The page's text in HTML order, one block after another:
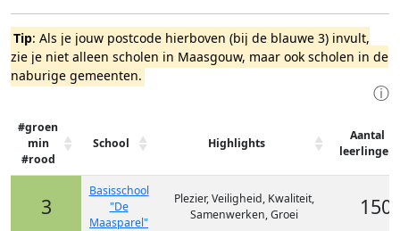
Tip: Als je jouw postcode hierboven (bij de blauwe 3) invult,
zie je niet alleen scholen in Maasgouw, maar ook scholen in de
naburige gemeenten.
ⓘ
#groen
min
#rood
School Highlights
Aantal
leerlingen
3
Basisschool
"De
Maasparel"
Plezier, Veiligheid, Kwaliteit,
Samenwerken, Groei
150